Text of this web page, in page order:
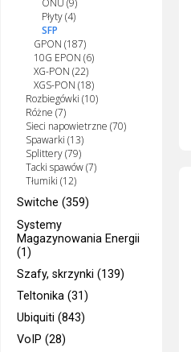
ONU (9)
Płyty (4)
SFP
GPON (187)
10G EPON (6)
XG-PON (22)
XGS-PON (18)
Rozbiegówki (10)
Różne (7)
Sieci napowietrzne (70)
Spawarki (13)
Splittery (79)
Tacki spawów (7)
Tłumiki (12)
Switche (359)
Systemy
Magazynowania Energii
(1)
Szafy, skrzynki (139)
Teltonika (31)
Ubiquiti (843)
VoIP (28)